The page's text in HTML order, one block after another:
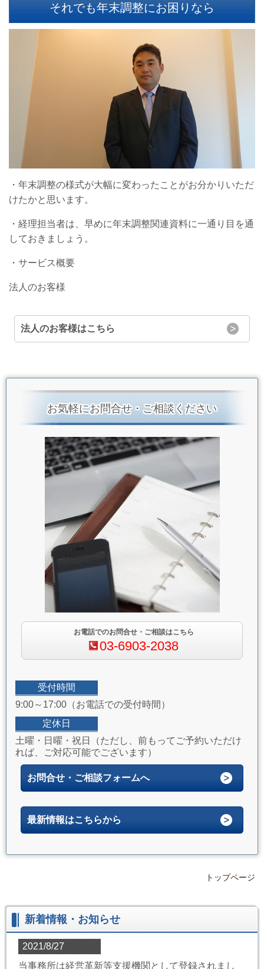
それでも年末調整にお困りなら
・年末調整の様式が大幅に変わったことがお分かりいただ
けたかと思います。
・経理担当者は、早めに年末調整関連資料に一通り目を通
しておきましょう。
・サービス概要
法人のお客様
法人のお客様はこちら
お気軽にお問合せ・ご相談ください
お電話でのお問合せ・ご相談はこちら
03-6903-2038
受付時間
9:00～17:00（お電話での受付時間）
定休日
土曜・日曜・祝日（ただし、前もってご予約いただけ
れば、ご対応可能でございます）
お問合せ・ご相談フォームへ
最新情報はこちらから
トップページ
新着情報・お知らせ
2021/8/27
当事務所は経営革新等支援機関として登録されまし